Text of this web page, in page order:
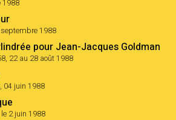
1988
1988
pour Jean-Jacques Goldman
22 au 28 août 1988
04 juin 1988
2 juin 1988